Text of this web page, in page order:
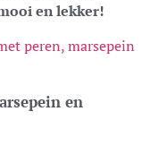
en lekker!
peren, marsepein
en